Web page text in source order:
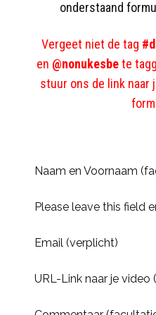
onderstaand
Vergeet niet de tag
en @nonukesbete
stuur ons de link naar
Naam en Voornaam
Please leave this field
Email (verplicht)
URL-Link naar je video